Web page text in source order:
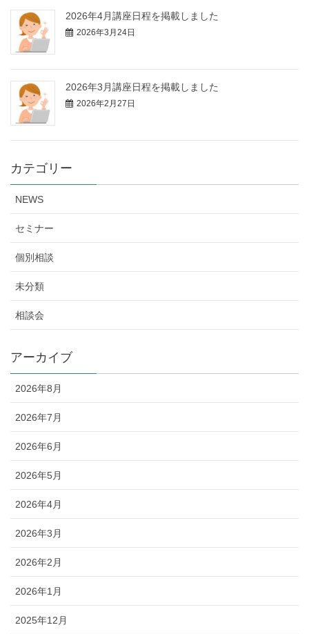
2026年4月講座日程を掲載しました
2026年3月24日
2026年3月講座日程を掲載しました
2026年2月27日
カテゴリー
NEWS
セミナー
個別相談
未分類
相談会
アーカイブ
2026年8月
2026年7月
2026年6月
2026年5月
2026年4月
2026年3月
2026年2月
2026年1月
2025年12月